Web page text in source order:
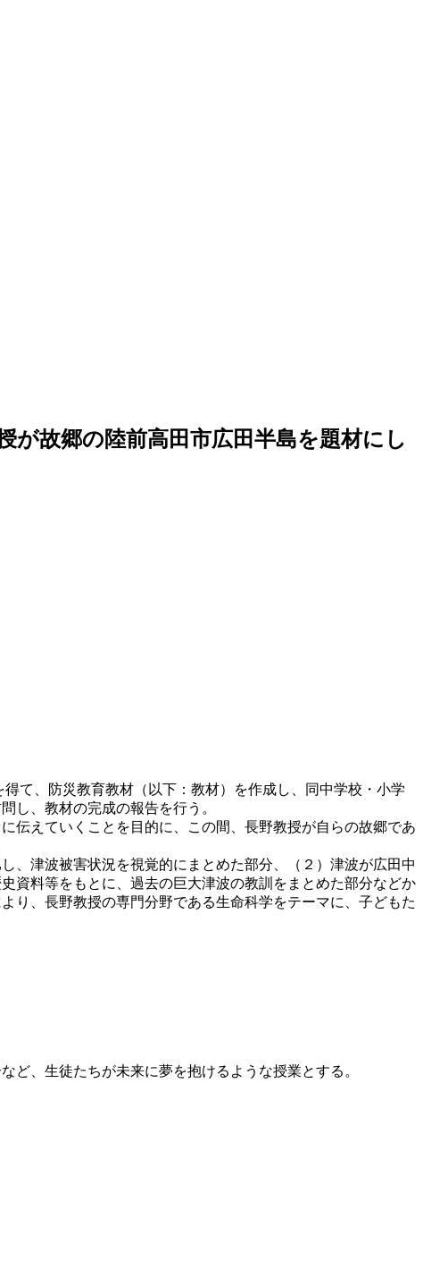
故郷の陸前高田市広田半島を題材にし
て、防災教育教材（以下：教材）を作成し、同中学校・小学
し、教材の完成の報告を行う。
伝えていくことを目的に、この間、長野教授が自らの故郷であ
、津波被害状況を視覚的にまとめた部分、（２）津波が広田中
資料等をもとに、過去の巨大津波の教訓をまとめた部分などか
り、長野教授の専門分野である生命科学をテーマに、子どもた
ど、生徒たちが未来に夢を抱けるような授業とする。